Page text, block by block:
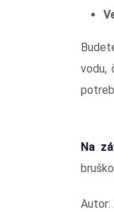
vodu,
Na
Autor: